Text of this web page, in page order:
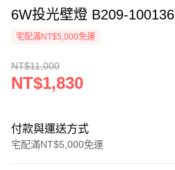
6W投光壁燈 B209-100136
宅配滿NT$5,000免運
NT$11,000
NT$1,830
付款與運送方式
宅配滿NT$5,000免運